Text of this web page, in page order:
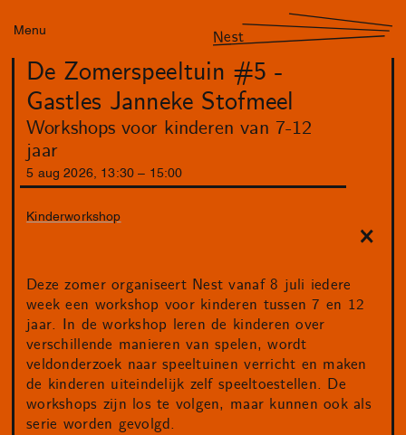
Menu Nest
De Zomerspeeltuin #5 -
Gastles Janneke Stofmeel
Workshops voor kinderen van 7-12
jaar
5 aug 2026 13 :30 15 :00
Kinderworkshop
Deze zomer organiseert Nest vanaf 8 juli iedere
week een workshop voor kinderen tussen 7 en 12
jaar. In de workshop leren de kinderen over
verschillende manieren van spelen, wordt
veldonderzoek naar speeltuinen verricht en maken
de kinderen uiteindelijk zelf speeltoestellen. De
workshops zijn los te volgen, maar kunnen ook als
serie worden gevolgd.